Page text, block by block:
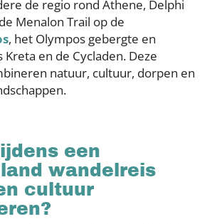
de regio rond Athene, Delphi
Menalon Trail op de
, het Olympos gebergte en
Kreta en de Cycladen. Deze
natuur, cultuur, dorpen en
een
wandelreis
cultuur